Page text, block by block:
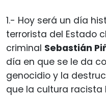
1.- Hoy será un día
terrorista del Estado
criminal Sebastián
día en que se le da
genocidio y la
que la cultura